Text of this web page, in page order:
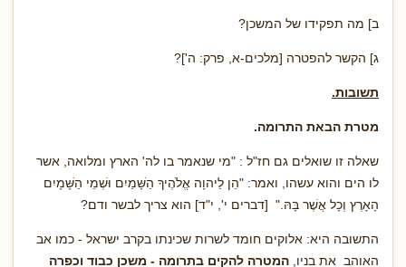
ב] מה תפקידו של המשכן?
ג] הקשר להפטרה [מלכים-א, פרק: ה']?
תשובות.
מטרת הבאת התרומה.
שאלה זו שואלים גם חז"ל : "מי שנאמר בו לה' הארץ ומלואה, אשר
לו הים והוא עשהו, ואמר: "הֵן לַיהוָה אֱלֹהֶיךָ הַשָּׁמַיִם וּשְׁמֵי הַשָּׁמָיִם
הָאָרֶץ וְכָל אֲשֶׁר בָּהּ." [דברים י', י"ד] הוא צריך לבשר ודם?
התשובה היא: אלוקים חומד לשרות שכינתו בקרב ישראל - כמו אב
האוהב את בניו, המטרה להקים בתרומה - משכן כבוד וכפרה